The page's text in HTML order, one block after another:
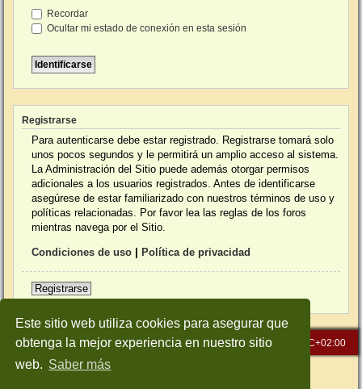
Este sitio web utiliza cookies para asegurar que
obtenga la mejor experiencia en nuestro sitio
web. Saber más
Recordar
Ocultar mi estado de conexión en esta sesión
Registrarse
Para autenticarse debe estar registrado. Registrarse tomará solo
unos pocos segundos y le permitirá un amplio acceso al sistema.
La Administración del Sitio puede además otorgar permisos
adicionales a los usuarios registrados. Antes de identificarse
asegúrese de estar familiarizado con nuestros términos de uso y
políticas relacionadas. Por favor lea las reglas de los foros
mientras navega por el Sitio.
Condiciones de uso Política de privacidad
Registrarse
Inicio Índice general Todos los horarios son UTC+02:00
Desarrollado porphpBB